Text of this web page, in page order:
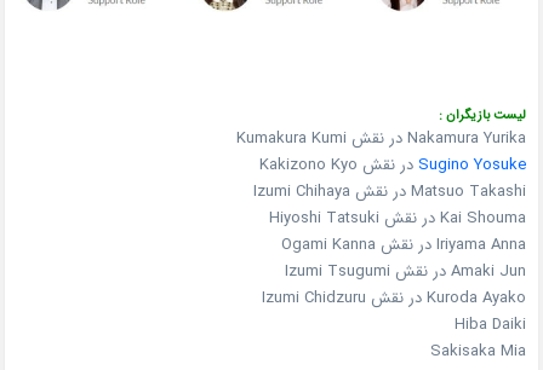
لیست بازیگران :
Nakamura Yurika در نقش Kumakura Kumi
Sugino Yosukeدر نقش Kakizono Kyo
Matsuo Takashi در نقش Izumi Chihaya
Kai Shouma در نقش Hiyoshi Tatsuki
Iriyama Anna در نقش Ogami Kanna
Amaki Jun در نقش Izumi Tsugumi
Kuroda Ayako در نقش Izumi Chidzuru
Hiba Daiki
Sakisaka Mia